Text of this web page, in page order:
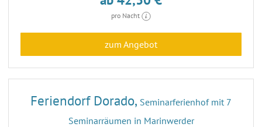
pro Nacht
zum Angebot
30
Feriendorf Dorado, Seminarferienhof mit 7
Seminarräumen in Marinwerder